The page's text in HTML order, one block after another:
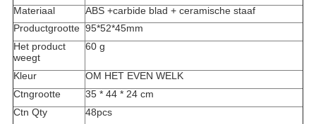
Materiaal
ABS +carbide blad + ceramische staaf
Productgrootte 95*52*45mm
Het product
weegt
60 g
Kleur
OM HET EVEN WELK
Ctngrootte
35 * 44 * 24 cm
Ctn Qty
48pcs